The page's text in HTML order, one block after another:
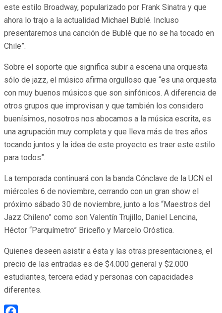
este estilo Broadway, popularizado por Frank Sinatra y que
ahora lo trajo a la actualidad Michael Bublé. Incluso
presentaremos una canción de Bublé que no se ha tocado en
Chile”.
Sobre el soporte que significa subir a escena una orquesta
sólo de jazz, el músico afirma orgulloso que “es una orquesta
con muy buenos músicos que son sinfónicos. A diferencia de
otros grupos que improvisan y que también los considero
buenísimos, nosotros nos abocamos a la música escrita, es
una agrupación muy completa y que lleva más de tres años
tocando juntos y la idea de este proyecto es traer este estilo
para todos”.
La temporada continuará con la banda Cónclave de la UCN el
miércoles 6 de noviembre, cerrando con un gran show el
próximo sábado 30 de noviembre, junto a los “Maestros del
Jazz Chileno” como son Valentín Trujillo, Daniel Lencina,
Héctor “Parquímetro” Briceño y Marcelo Oróstica.
Quienes deseen asistir a ésta y las otras presentaciones, el
precio de las entradas es de $4.000 general y $2.000
estudiantes, tercera edad y personas con capacidades
diferentes.